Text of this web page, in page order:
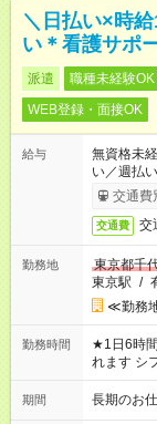
＼日払い×時
い＊看護サポ
派遣 職種未経験OK
WEB登録・面接OK
給与
無資格未
い／週払
完了次第
交通費
交通費 交
勤務地
東京都千
東京駅 /
≪勤務
勤務時間
★1日6時間～の時短
れます シ
18：00 11：00～20
合わせ週
期間 長期のお